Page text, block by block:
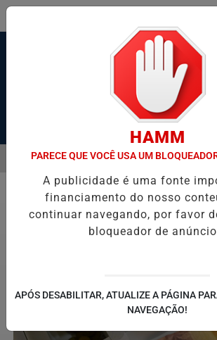
Pesquisar Notícia
SÃO VICENTE E GUARUJÁ MELHORAM
EM ALTA
Economia
HAMM
PARECE QUE VOCÊ USA UM
A publicidade é uma fonte
financiamento do nosso
continuar navegando, por favor
bloqueador de
APÓS DESABILITAR, ATUALIZE A PÁGINA
NAVEGAÇÃO!